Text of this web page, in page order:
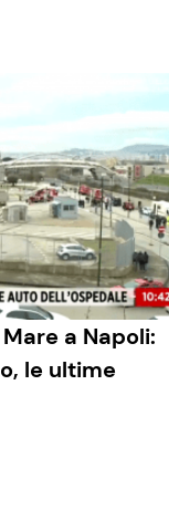
Benessere
Casa
Moda e Style
Mondo Mamma
News benessere
Salute
a Napoli:
le ultime